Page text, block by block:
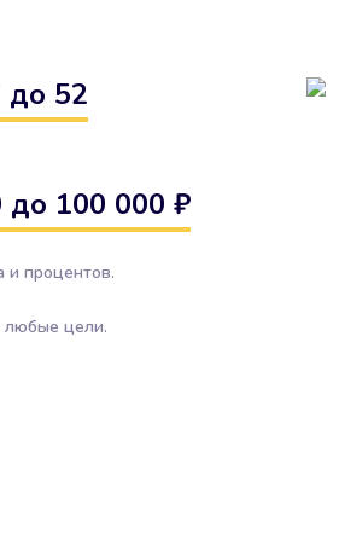
до 52
до 100 000 ₽
и процентов.
любые цели.